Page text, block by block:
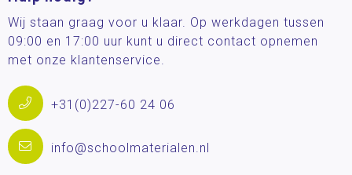
Wij staan graag voor u klaar. Op werkdagen tussen
09:00 en 17:00 uur kunt u direct contact opnemen
met onze klantenservice.
+31(0)227-60 24 06
info@schoolmaterialen.nl